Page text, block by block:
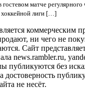
гостевом матче
лиги […]
коммерческим
ни чего не
Сайт
news.rambler.ru,
публикуются без
достоверность
не несёт.